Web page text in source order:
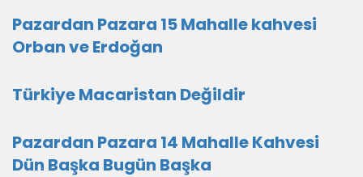
Pazardan Pazara 15 Mahalle kahvesi
Orban ve Erdoğan
Türkiye Macaristan Değildir
Pazardan Pazara 14 Mahalle Kahvesi
Dün Başka Bugün Başka